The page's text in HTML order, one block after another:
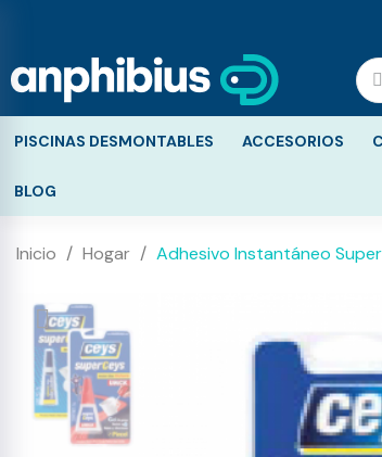
PISCINAS DESMONTABLES ACCESORIOS
BLOG
Inicio Hogar Adhesivo Instantáneo